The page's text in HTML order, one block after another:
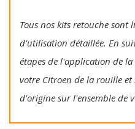
Tous nos kits retouche sont
d'utilisation détaillée. En
étapes de l'application de
votre Citroen de la rouille
d'origine sur l'ensemble de